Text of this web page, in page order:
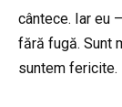
cântece. Iar eu
fără fugă. Sunt
suntem fericite.